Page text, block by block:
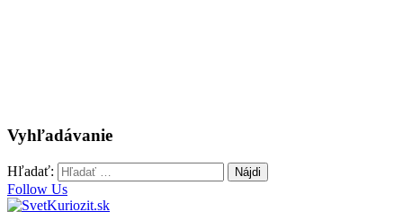
Vyhľadávanie
Hľadať:
Follow Us